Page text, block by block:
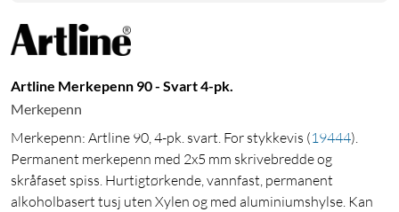
Artline Merkepenn 90 - Svart 4-pk.
Merkepenn
Merkepenn: Artline 90, 4-pk. svart. For stykkevis (19444).
Permanent merkepenn med 2x5 mm skrivebredde og
skråfaset spiss. Hurtigtørkende, vannfast, permanent
alkoholbasert tusj uten Xylen og med aluminiumshylse. Kan